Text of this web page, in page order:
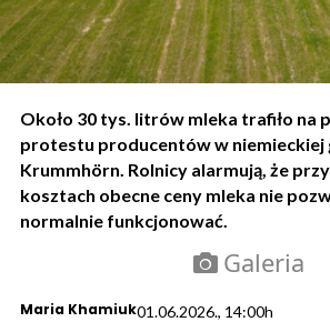
Około 30 tys. litrów mleka trafiło na
protestu producentów w niemieckiej
Krummhörn. Rolnicy alarmują, że
kosztach obecne ceny mleka nie
normalnie funkcjonować.
Galeria
Maria Khamiuk01.06.2026., 14:00h